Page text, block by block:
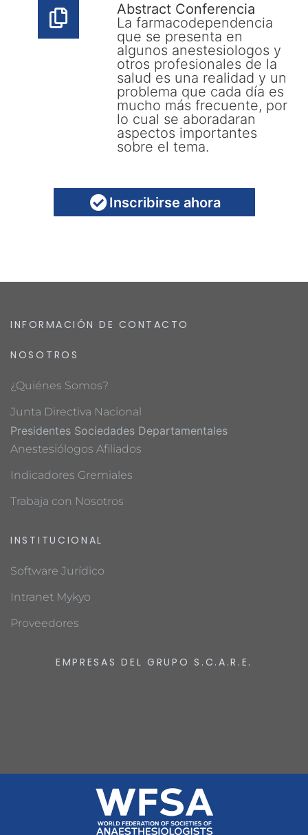
Abstract Conferencia
La farmacodependencia
que se presenta en
algunos anestesiologos y
otros profesionales de la
salud es una realidad y un
problema que cada día es
mucho más frecuente, por
lo cual se aboradaran
aspectos importantes
sobre el tema.
Inscribirse ahora
INFORMACIÓN DE CONTACTO
NOSOTROS
¿Quiénes Somos?
Junta Directiva Nacional
Presidentes Sociedades Departamentales
Anestesiólogos Afiliados
Indicadores Gremiales
Trabaja con Nosotros
INSTITUCIONAL
Software Jurídico
Intranet Mykyo
Proveedores
EMPRESAS DEL GRUPO S.C.A.R.E.